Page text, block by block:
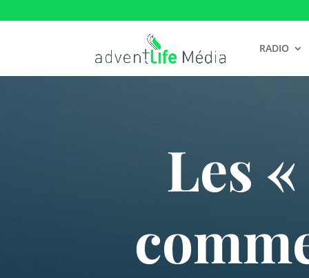
RADIO
Les